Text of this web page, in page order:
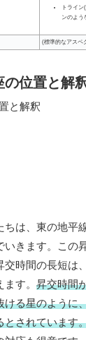
トライ
ンのよう
(標準的なアスペ
の位置と解
ちは、東の地平
いきます。この
交時間の長短は
す。 昇交時間
ける星のように
とされています